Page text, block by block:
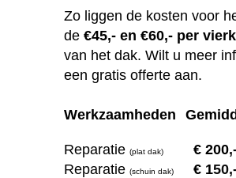
Zo liggen de kosten voor
de€45,- en €60,- per
van het dak. Wilt u meer
een gratis offerte aan.
Werkzaamheden
Reparatie(plat dak) € 200
Reparatie(schuin dak) € 1